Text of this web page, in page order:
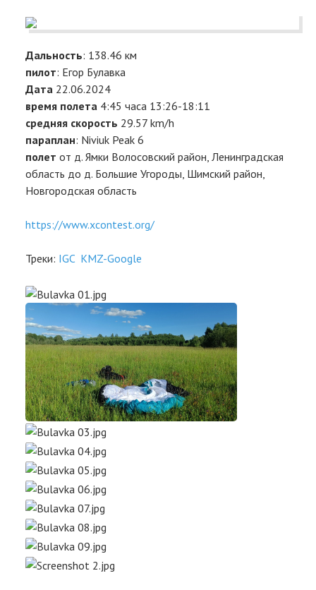
КОНТАКТЫ
Дальность: 138.46 км
пилот: Егор Булавка
Дата 22.06.2024
время полета 4:45 часа 13:26-18:11
средняя скорость 29.57 km/h
параплан: Niviuk Peak 6
полет от д. Ямки Волосовский район, Ленинградская
область до д. Большие Угороды, Шимский район,
Новгородская область
https://www.xcontest.org/
Треки: IGC KMZ-Google